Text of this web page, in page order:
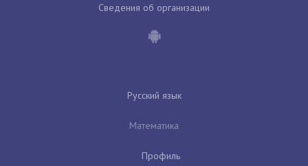
Сведения об организации
Русский язык
Математика
Профиль